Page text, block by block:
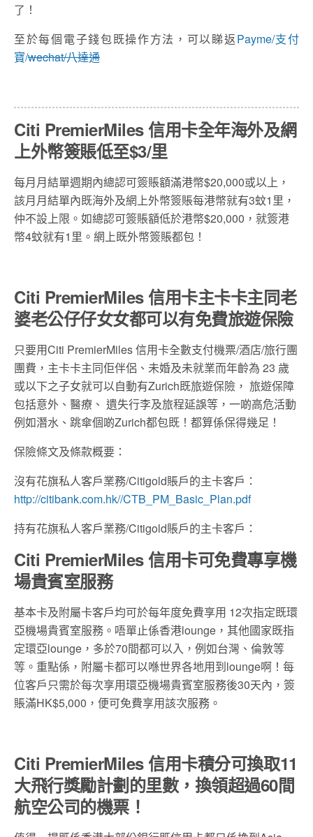
了！
至於每個電子錢包既操作方法，可以睇返Payme/支付
寶/wechat/八達通
Citi PremierMiles 信用卡全年海外及網
上外幣簽賬低至$3/里
每月月結單週期內總認可簽賬額滿港幣$20,000或以上，
該月月結單內既海外及網上外幣簽賬每港幣就有3蚊1里，
仲不設上限。如總認可簽賬額低於港幣$20,000，就簽港
幣4蚊就有1里。網上既外幣簽賬都包！
Citi PremierMiles 信用卡主卡卡主同老
婆老公仔仔女女都可以有免費旅遊保險
只要用Citi PremierMiles 信用卡全數支付機票/酒店/旅行團
團費，主卡卡主同佢伴侶、未婚及未就業而年齡為 23 歲
或以下之子女就可以自動有Zurich既旅遊保險， 旅遊保障
包括意外、醫療、 遺失行李及旅程延誤等，一啲高危活動
例如潛水、跳傘個啲Zurich都包既！都算係保得幾足！
保險條文及條款概要：
沒有花旗私人客戶業務/Citigold賬戶的主卡客戶：
http://citibank.com.hk//CTB_PM_Basic_Plan.pdf
持有花旗私人客戶業務/Citigold賬戶的主卡客戶：
Citi PremierMiles 信用卡可免費專享機
場貴賓室服務
基本卡及附屬卡客戶均可於每年度免費享用 12次指定既環
亞機場貴賓室服務。唔單止係香港lounge，其他國家既指
定環亞lounge，多於70間都可以入，例如台灣、倫敦等
等。重點係，附屬卡都可以喺世界各地用到lounge啊！每
位客戶只需於每次享用環亞機場貴賓室服務後30天內，簽
賬滿HK$5,000，便可免費享用該次服務。
Citi PremierMiles 信用卡積分可換取11
大飛行獎勵計劃的里數，換領超過60間
航空公司的機票！